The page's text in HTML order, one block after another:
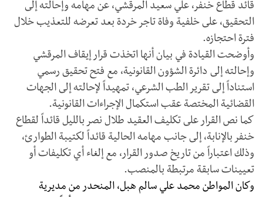
قائد قطاع خنفر، علي سعيد المرقشي، عن مهامه وإحالته إلى
التحقيق، على خلفية وفاة تاجر خردة بعد تعرضه للتعذيب خلال
فترة احتجازه.
وأوضحت القيادة في بيان أنها اتخذت قرار إيقاف المرقشي
وإحالته إلى دائرة الشؤون القانونية، مع فتح تحقيق رسمي
استناداً إلى تقرير الطب الشرعي، تمهيداً لإحالته إلى الجهات
القضائية المختصة عقب استكمال الإجراءات القانونية.
كما نص القرار على تكليف العقيد طلال نصر بالليل قائداً لقطاع
خنفر بالإنابة، إلى جانب مهامه الحالية قائداً لكتيبة الطوارئ،
وذلك اعتباراً من تاريخ صدور القرار، مع إلغاء أي تكليفات أو
تعيينات سابقة مرتبطة بالمنصب.
وكان المواطن محمد علي سالم هبل، المنحدر من مديرية